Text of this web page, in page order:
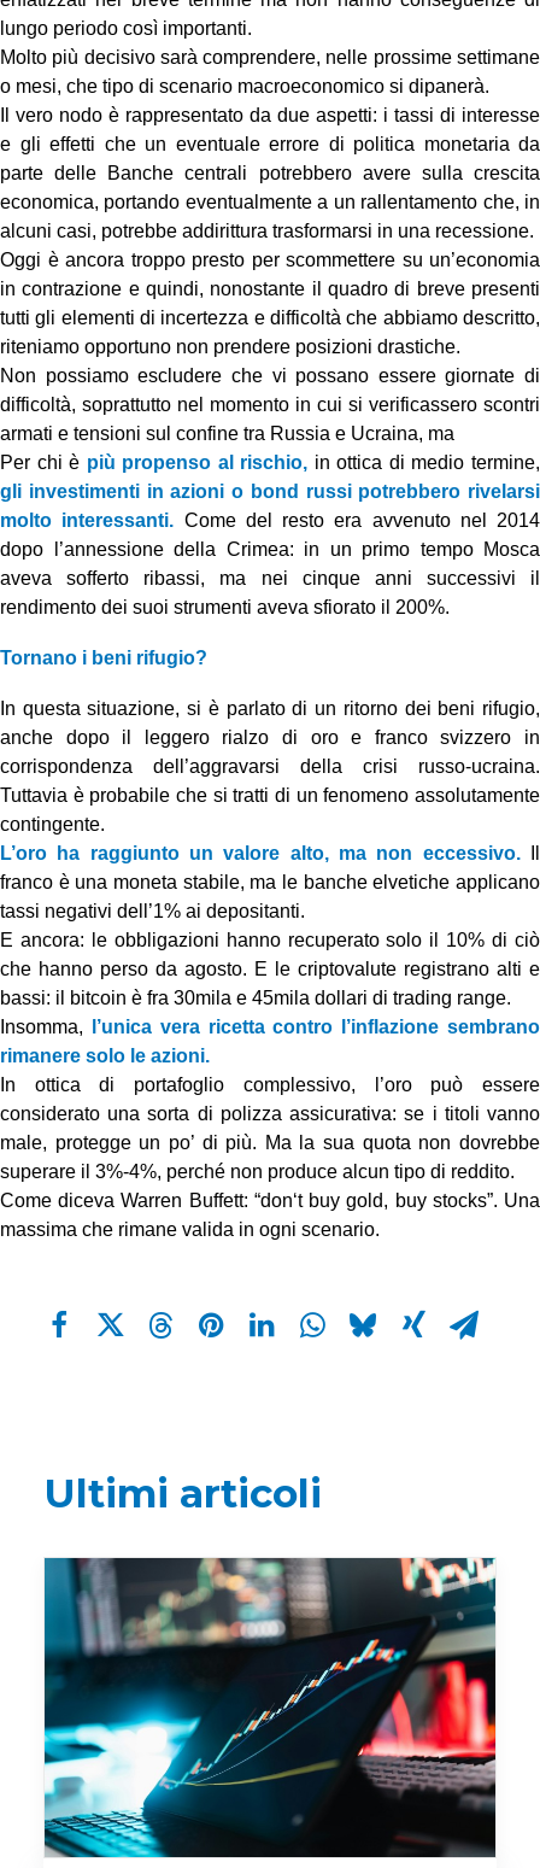
lungo periodo così importanti.
Molto più decisivo sarà comprendere, nelle prossime settimane
o mesi, che tipo di scenario macroeconomico si dipanerà.
Il vero nodo è rappresentato da due aspetti: i tassi di interesse
e gli effetti che un eventuale errore di politica monetaria da
parte delle Banche centrali potrebbero avere sulla crescita
economica, portando eventualmente a un rallentamento che, in
alcuni casi, potrebbe addirittura trasformarsi in una recessione.
Oggi è ancora troppo presto per scommettere su un’economia
in contrazione e quindi, nonostante il quadro di breve presenti
tutti gli elementi di incertezza e difficoltà che abbiamo descritto,
riteniamo opportuno non prendere posizioni drastiche.
Non possiamo escludere che vi possano essere giornate di
difficoltà, soprattutto nel momento in cui si verificassero scontri
armati e tensioni sul confine tra Russia e Ucraina, ma
Per chi è più propenso al rischio, in ottica di medio termine,
gli investimenti in azioni o bond russi potrebbero rivelarsi
molto interessanti. Come del resto era avvenuto nel 2014
dopo l’annessione della Crimea: in un primo tempo Mosca
aveva sofferto ribassi, ma nei cinque anni successivi il
rendimento dei suoi strumenti aveva sfiorato il 200%.
Tornano i beni rifugio?
In questa situazione, si è parlato di un ritorno dei beni rifugio,
anche dopo il leggero rialzo di oro e franco svizzero in
corrispondenza dell’aggravarsi della crisi russo-ucraina.
Tuttavia è probabile che si tratti di un fenomeno assolutamente
contingente.
L’oro ha raggiunto un valore alto, ma non eccessivo.Il
franco è una moneta stabile, ma le banche elvetiche applicano
tassi negativi dell’1% ai depositanti.
E ancora: le obbligazioni hanno recuperato solo il 10% di ciò
che hanno perso da agosto. E le criptovalute registrano alti e
bassi: il bitcoin è fra 30mila e 45mila dollari di trading range.
Insomma,
l’unica vera ricetta contro l’inflazione sembrano
rimanere solo le azioni.
In ottica di portafoglio complessivo, l’oro può essere
considerato una sorta di polizza assicurativa: se i titoli vanno
male, protegge un po’ di più. Ma la sua quota non dovrebbe
superare il 3%-4%, perché non produce alcun tipo di reddito.
Come diceva Warren Buffett: “don‘t buy gold, buy stocks”. Una
massima che rimane valida in ogni scenario.
Ultimi articoli